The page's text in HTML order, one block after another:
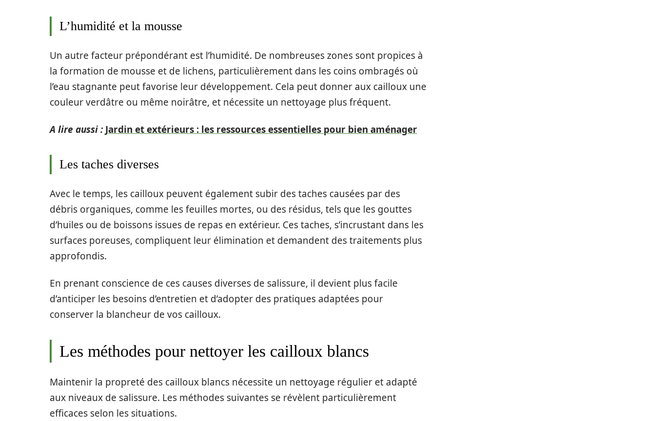
L’humidité et la mousse
Un autre facteur prépondérant est l’humidité. De nombreuses zones sont propices à
la formation de mousse et de lichens, particulièrement dans les coins ombragés où
l’eau stagnante peut favorise leur développement. Cela peut donner aux cailloux une
couleur verdâtre ou même noirâtre, et nécessite un nettoyage plus fréquent.
A lire aussi : Jardin et extérieurs : les ressources essentielles pour bien aménager
Les taches diverses
Avec le temps, les cailloux peuvent également subir des taches causées par des
débris organiques, comme les feuilles mortes, ou des résidus, tels que les gouttes
d’huiles ou de boissons issues de repas en extérieur. Ces taches, s’incrustant dans les
surfaces poreuses, compliquent leur élimination et demandent des traitements plus
approfondis.
En prenant conscience de ces causes diverses de salissure, il devient plus facile
d’anticiper les besoins d’entretien et d’adopter des pratiques adaptées pour
conserver la blancheur de vos cailloux.
Les méthodes pour nettoyer les cailloux blancs
Maintenir la propreté des cailloux blancs nécessite un nettoyage régulier et adapté
aux niveaux de salissure. Les méthodes suivantes se révèlent particulièrement
efficaces selon les situations.